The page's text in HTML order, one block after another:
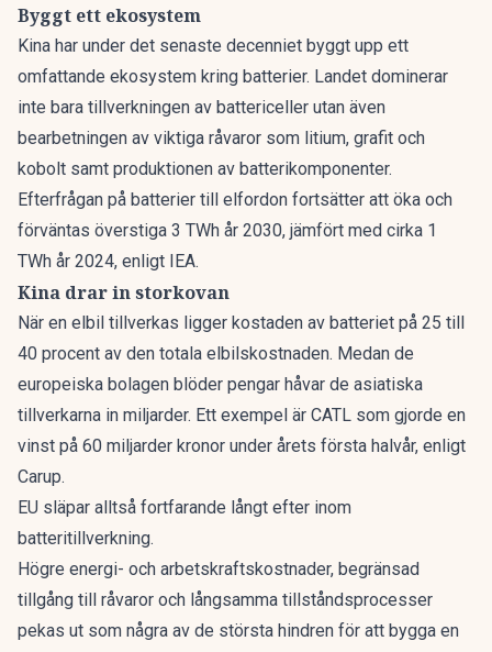
Byggt ett ekosystem
Kina har under det senaste decenniet byggt upp ett
omfattande ekosystem kring batterier. Landet dominerar
inte bara tillverkningen av battericeller utan även
bearbetningen av viktiga råvaror som litium, grafit och
kobolt samt produktionen av batterikomponenter.
Efterfrågan på batterier till elfordon fortsätter att öka och
förväntas överstiga 3 TWh år 2030, jämfört med cirka 1
TWh år 2024, enligt IEA.
Kina drar in storkovan
När en elbil tillverkas ligger kostaden av batteriet på 25 till
40 procent av den totala elbilskostnaden. Medan de
europeiska bolagen blöder pengar håvar de asiatiska
tillverkarna in miljarder. Ett exempel är CATL som gjorde en
vinst på 60 miljarder kronor under årets första halvår, enligt
Carup.
EU släpar alltså fortfarande långt efter inom
batteritillverkning.
Högre energi- och arbetskraftskostnader, begränsad
tillgång till råvaror och långsamma tillståndsprocesser
pekas ut som några av de största hindren för att bygga en